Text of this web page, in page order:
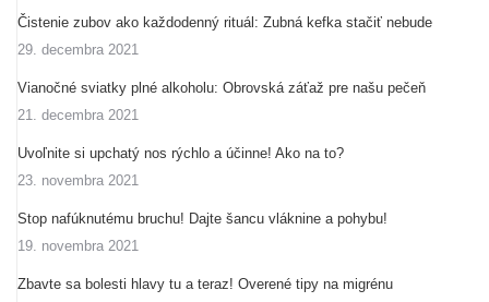
Čistenie zubov ako každodenný rituál: Zubná kefka stačiť nebude
29. decembra 2021
Vianočné sviatky plné alkoholu: Obrovská záťaž pre našu pečeň
21. decembra 2021
Uvoľnite si upchatý nos rýchlo a účinne! Ako na to?
23. novembra 2021
Stop nafúknutému bruchu! Dajte šancu vláknine a pohybu!
19. novembra 2021
Zbavte sa bolesti hlavy tu a teraz! Overené tipy na migrénu